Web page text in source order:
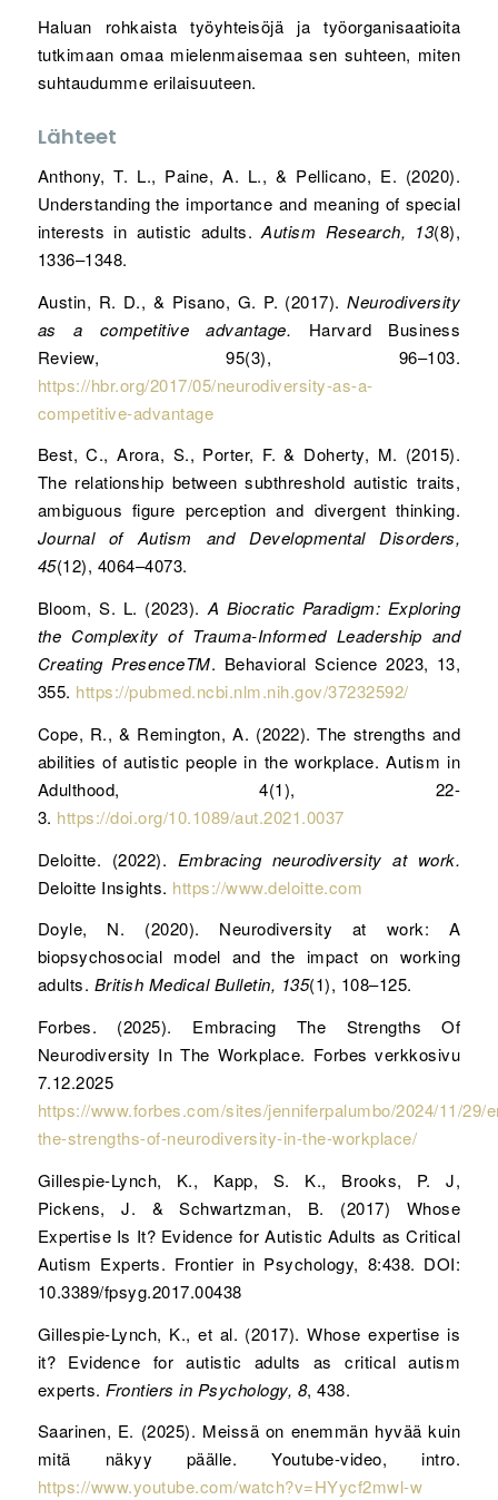
Haluan rohkaista työyhteisöjä ja työorganisaatioita
tutkimaan omaa mielenmaisemaa sen suhteen, miten
suhtaudumme erilaisuuteen.
Lähteet
Anthony, T. L., Paine, A. L., & Pellicano, E. (2020).
Understanding the importance and meaning of special
interests in autistic adults.Autism Research, 13(8),
1336–1348.
Austin, R. D., & Pisano, G. P. (2017).Neurodiversity
as a competitive advantage. Harvard Business
Review, 95(3), 96–103.
https://hbr.org/2017/05/neurodiversity-as-a-
competitive-advantage
Best, C., Arora, S., Porter, F. & Doherty, M. (2015).
The relationship between subthreshold autistic traits,
ambiguous figure perception and divergent thinking.
Journal of Autism and Developmental Disorders,
45(12), 4064–4073.
Bloom, S. L. (2023).A Biocratic Paradigm: Exploring
the Complexity of Trauma-Informed Leadership and
Creating PresenceTM. Behavioral Science 2023, 13,
355. https://pubmed.ncbi.nlm.nih.gov/37232592/
Cope, R., & Remington, A. (2022). The strengths and
abilities of autistic people in the workplace. Autism in
Adulthood, 4(1), 22-
3. https://doi.org/10.1089/aut.2021.0037
Deloitte. (2022). Embracing neurodiversity at work.
Deloitte Insights. https://www.deloitte.com
Doyle, N. (2020). Neurodiversity at work: A
biopsychosocial model and the impact on working
adults. British Medical Bulletin, 135(1), 108–125.
Forbes. (2025). Embracing The Strengths Of
Neurodiversity In The Workplace. Forbes verkkosivu
7.12.2025
https://www.forbes.com/sites/jenniferpalumbo/2024/11/29/
the-strengths-of-neurodiversity-in-the-workplace/
Gillespie-Lynch, K., Kapp, S. K., Brooks, P. J,
Pickens, J. & Schwartzman, B. (2017) Whose
Expertise Is It? Evidence for Autistic Adults as Critical
Autism Experts. Frontier in Psychology, 8:438. DOI:
10.3389/fpsyg.2017.00438
Gillespie-Lynch, K., et al. (2017). Whose expertise is
it? Evidence for autistic adults as critical autism
experts. Frontiers in Psychology, 8, 438.
Saarinen, E. (2025). Meissä on enemmän hyvää kuin
mitä näkyy päälle. Youtube-video, intro.
https://www.youtube.com/watch?v=HYycf2mwl-w